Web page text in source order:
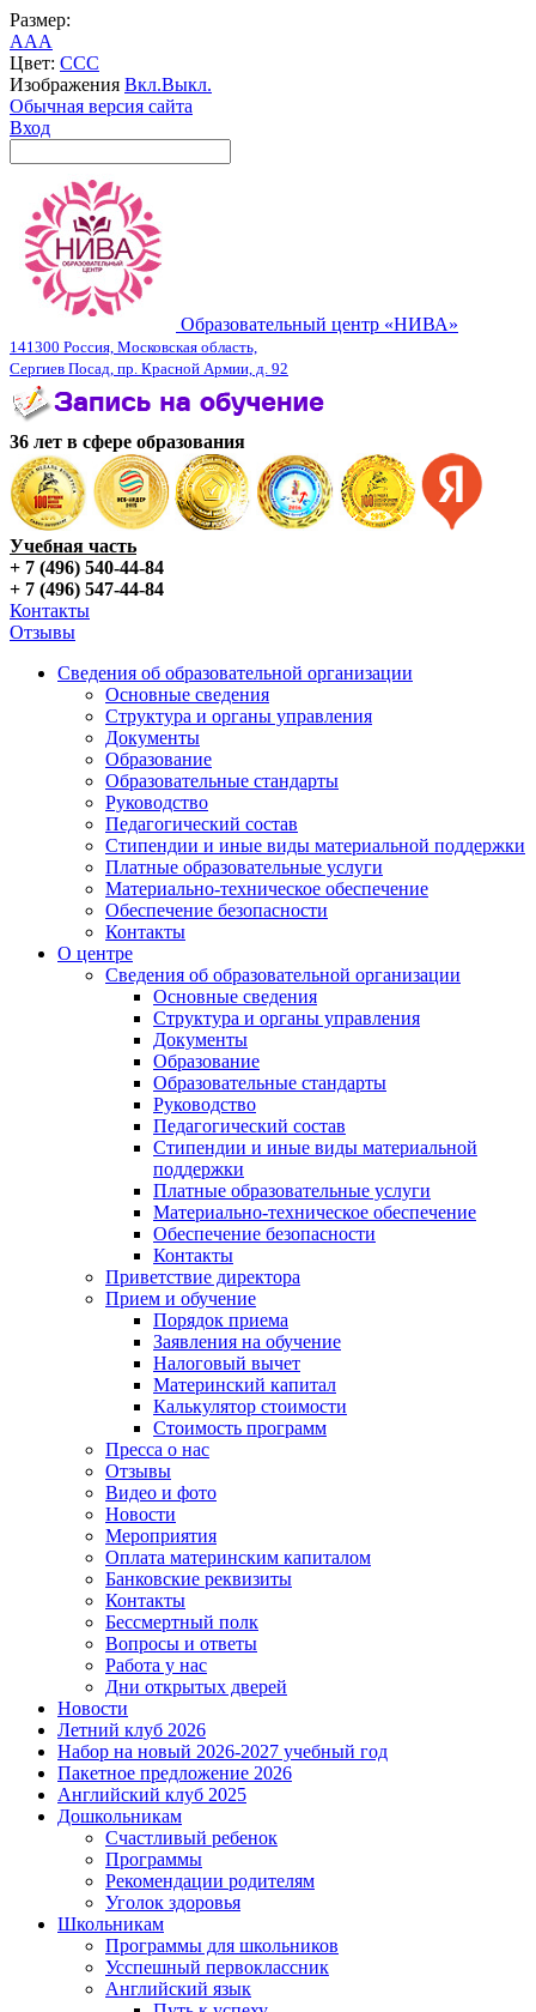
Размер:
AAA
Цвет: CCC
Изображения Вкл.Выкл.
Обычная версия сайта
Вход
Образовательный центр «НИВА»
141300 Россия, Московская область,
Сергиев Посад, пр. Красной Армии, д. 92
36 лет в сфере образования
Учебная часть
+ 7 (496) 540-44-84
+ 7 (496) 547-44-84
Контакты
Отзывы
Сведения об образовательной организации
Основные сведения
Структура и органы управления
Документы
Образование
Образовательные стандарты
Руководство
Педагогический состав
Стипендии и иные виды материальной поддержки
Платные образовательные услуги
Материально-техническое обеспечение
Обеспечение безопасности
Контакты
О центре
Сведения об образовательной организации
Основные сведения
Структура и органы управления
Документы
Образование
Образовательные стандарты
Руководство
Педагогический состав
Стипендии и иные виды материальной
поддержки
Платные образовательные услуги
Материально-техническое обеспечение
Обеспечение безопасности
Контакты
Приветствие директора
Прием и обучение
Порядок приема
Заявления на обучение
Налоговый вычет
Материнский капитал
Калькулятор стоимости
Стоимость программ
Пресса о нас
Отзывы
Видео и фото
Новости
Мероприятия
Оплата материнским капиталом
Банковские реквизиты
Контакты
Бессмертный полк
Вопросы и ответы
Работа у нас
Дни открытых дверей
Новости
Летний клуб 2026
Набор на новый 2026-2027 учебный год
Пакетное предложение 2026
Английский клуб 2025
Дошкольникам
Счастливый ребенок
Программы
Рекомендации родителям
Уголок здоровья
Школьникам
Программы для школьников
Усспешный первоклассник
Английский язык